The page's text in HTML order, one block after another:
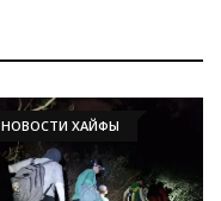
НОВОСТИ ХАЙФЫ